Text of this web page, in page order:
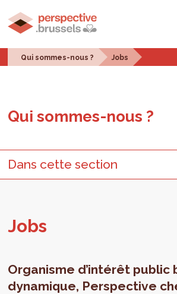
Qui sommes-nous ? Jobs
Qui sommes-nous ?
Dans cette section
Jobs
Organisme d’intérêt public
dynamique, Perspective